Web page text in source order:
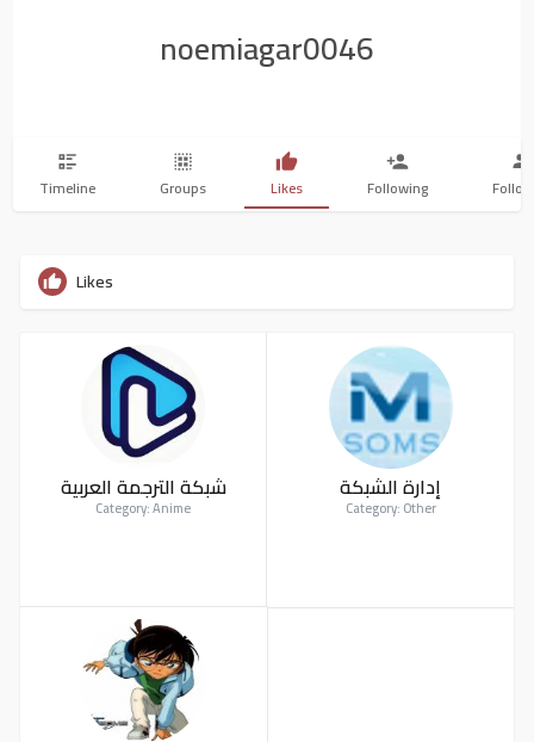
noemiagar0046
Timeline Groups Likes Following
Likes
شبكة الترجمة العربية
Category: Anime
إدارة الشبكة
Category: Other